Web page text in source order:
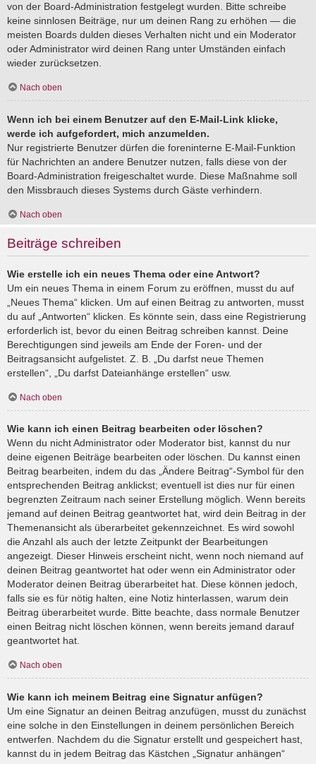
von der Board-Administration festgelegt wurden. Bitte schreibe
keine sinnlosen Beiträge, nur um deinen Rang zu erhöhen — die
meisten Boards dulden dieses Verhalten nicht und ein Moderator
oder Administrator wird deinen Rang unter Umständen einfach
wieder zurücksetzen.
Nach oben
Wenn ich bei einem Benutzer auf den E-Mail-Link klicke,
werde ich aufgefordert, mich anzumelden.
Nur registrierte Benutzer dürfen die foreninterne E-Mail-Funktion
für Nachrichten an andere Benutzer nutzen, falls diese von der
Board-Administration freigeschaltet wurde. Diese Maßnahme soll
den Missbrauch dieses Systems durch Gäste verhindern.
Nach oben
Beiträge schreiben
Wie erstelle ich ein neues Thema oder eine Antwort?
Um ein neues Thema in einem Forum zu eröffnen, musst du auf
„Neues Thema“ klicken. Um auf einen Beitrag zu antworten, musst
du auf „Antworten“ klicken. Es könnte sein, dass eine Registrierung
erforderlich ist, bevor du einen Beitrag schreiben kannst. Deine
Berechtigungen sind jeweils am Ende der Foren- und der
Beitragsansicht aufgelistet. Z. B. „Du darfst neue Themen
erstellen“, „Du darfst Dateianhänge erstellen“ usw.
Nach oben
Wie kann ich einen Beitrag bearbeiten oder löschen?
Wenn du nicht Administrator oder Moderator bist, kannst du nur
deine eigenen Beiträge bearbeiten oder löschen. Du kannst einen
Beitrag bearbeiten, indem du das „Ändere Beitrag“-Symbol für den
entsprechenden Beitrag anklickst; eventuell ist dies nur für einen
begrenzten Zeitraum nach seiner Erstellung möglich. Wenn bereits
jemand auf deinen Beitrag geantwortet hat, wird dein Beitrag in der
Themenansicht als überarbeitet gekennzeichnet. Es wird sowohl
die Anzahl als auch der letzte Zeitpunkt der Bearbeitungen
angezeigt. Dieser Hinweis erscheint nicht, wenn noch niemand auf
deinen Beitrag geantwortet hat oder wenn ein Administrator oder
Moderator deinen Beitrag überarbeitet hat. Diese können jedoch,
falls sie es für nötig halten, eine Notiz hinterlassen, warum dein
Beitrag überarbeitet wurde. Bitte beachte, dass normale Benutzer
einen Beitrag nicht löschen können, wenn bereits jemand darauf
geantwortet hat.
Nach oben
Wie kann ich meinem Beitrag eine Signatur anfügen?
Um eine Signatur an deinen Beitrag anzufügen, musst du zunächst
eine solche in den Einstellungen in deinem persönlichen Bereich
entwerfen. Nachdem du die Signatur erstellt und gespeichert hast,
kannst du in jedem Beitrag das Kästchen „Signatur anhängen“